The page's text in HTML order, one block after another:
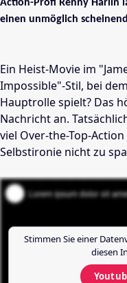
Action-Profi Renny Harlin
einen unmöglich
Ein Heist-Movie im
Impossible"-Stil, bei
Hauptrolle spielt? Das
Nachricht an. T
viel Over-the-Top-
Selbstironie nicht zu
Stimmen Sie einer
diesen